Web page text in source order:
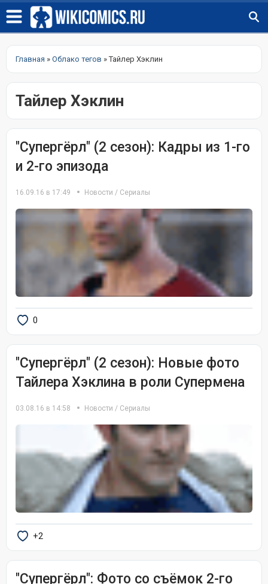
Главная » Облако тегов » Тайлер Хэклин
Тайлер Хэклин
"Супергёрл" (2 сезон): Кадры из 1-го
и 2-го эпизода
16.09.16 в 17:49 Новости / Сериалы
0
"Супергёрл" (2 сезон): Новые фото
Тайлера Хэклина в роли Супермена
03.08.16 в 14:58 Новости / Сериалы
+2
"Супергёрл": Фото со съёмок 2-го